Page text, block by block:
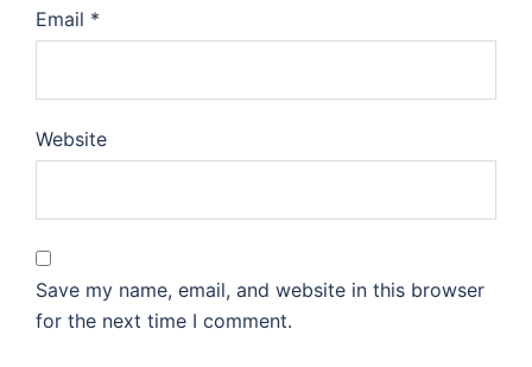
Email *
Website
Save my name, email, and website in this browser
for the next time I comment.